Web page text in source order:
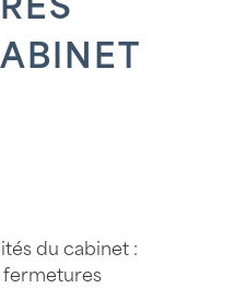
du cabinet :
fermetures